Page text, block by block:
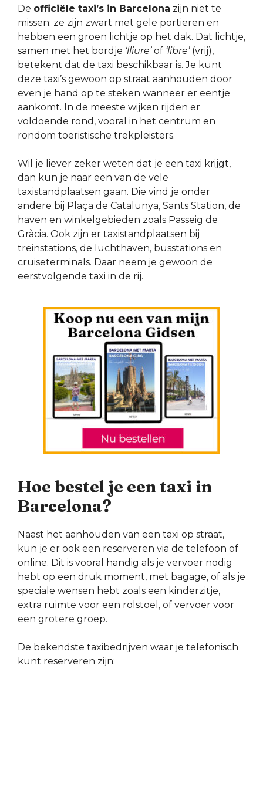
De officiële taxi’s in Barcelona zijn niet te
missen: ze zijn zwart met gele portieren en
hebben een groen lichtje op het dak. Dat lichtje,
samen met het bordje ‘lliure’of ‘libre’(vrij),
betekent dat de taxi beschikbaar is. Je kunt
deze taxi’s gewoon op straat aanhouden door
even je hand op te steken wanneer er eentje
aankomt. In de meeste wijken rijden er
voldoende rond, vooral in het centrum en
rondom toeristische trekpleisters.
Wil je liever zeker weten dat je een taxi krijgt,
dan kun je naar een van de vele
taxistandplaatsen gaan. Die vind je onder
andere bij Plaça de Catalunya, Sants Station, de
haven en winkelgebieden zoals Passeig de
Gràcia. Ook zijn er taxistandplaatsen bij
treinstations, de luchthaven, busstations en
cruiseterminals. Daar neem je gewoon de
eerstvolgende taxi in de rij.
Hoe bestel je een taxi in
Barcelona?
Naast het aanhouden van een taxi op straat,
kun je er ook een reserveren via de telefoon of
online. Dit is vooral handig als je vervoer nodig
hebt op een druk moment, met bagage, of als je
speciale wensen hebt zoals een kinderzitje,
extra ruimte voor een rolstoel, of vervoer voor
een grotere groep.
De bekendste taxibedrijven waar je telefonisch
kunt reserveren zijn: